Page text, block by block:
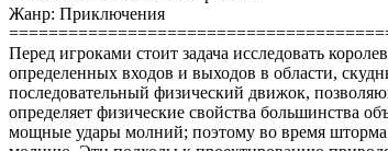
Жанр: Приключения
Перед игроками стоит задача исследовать
определенных входов и выходов в области,
последовательный физический движок,
определяет физические свойства большинства
мощные удары молний; поэтому во время шторма